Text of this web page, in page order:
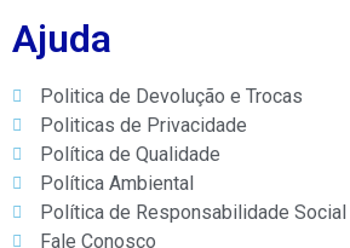
Ajuda
Politica de Devolução e Trocas
Politicas de Privacidade
Política de Qualidade
Política Ambiental
Política de Responsabilidade Social
Fale Conosco